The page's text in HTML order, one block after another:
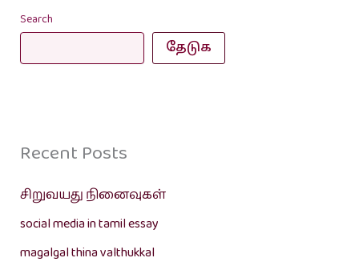
Search
தேடுக
Recent Posts
சிறுவயது நினைவுகள்
social media in tamil essay
magalgal thina valthukkal